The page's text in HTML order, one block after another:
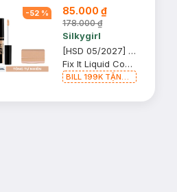
-52 % 85.000 ₫
178.000 ₫
Silkygirl
[HSD 05/2027] Kem Che Khuyết Điểm Silkygirl 02 Natural Tông Tự Nhiên 2ml
Fix It Liquid Concealer
BILL 199K TẶNG